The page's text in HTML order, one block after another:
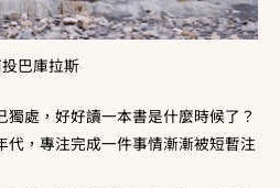
巴庫拉斯
處，好好讀一本書是什麼時候了？
代，專注完成一件事情漸漸被短暫注